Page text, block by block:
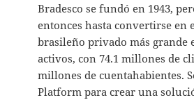
Bradesco se fundó en 1943,
entonces hasta convertirse en
brasileño privado más grande
activos, con 74.1 millones de
millones de cuentahabientes.
Platform para crear una